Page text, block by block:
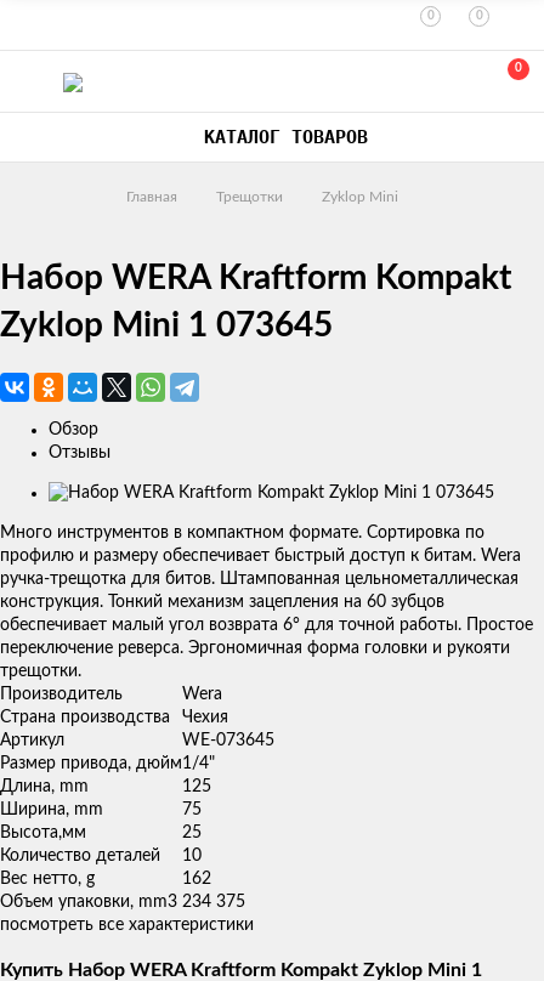
0 0
0
КАТАЛОГ ТОВАРОВ
Главная Трещотки Zyklop Mini
Набор WERA Kraftform Kompakt
Zyklop Mini 1 073645
Обзор
Отзывы
Изображения
товаров
Много инструментов в компактном формате. Сортировка по
профилю и размеру обеспечивает быстрый доступ к битам. Wera
ручка-трещотка для битов. Штампованная цельнометаллическая
конструкция. Тонкий механизм зацепления на 60 зубцов
обеспечивает малый угол возврата 6° для точной работы. Простое
переключение реверса. Эргономичная форма головки и рукояти
трещотки.
Производитель
Wera
Страна производства
Чехия
Артикул
WE-073645
Размер привода, дюйм1/4"
Длина, mm
125
Ширина, mm
75
Высота,мм
25
Количество деталей
10
Вес нетто, g
162
Объем упаковки, mm3 234 375
посмотреть все характеристики
Купить Набор WERA Kraftform Kompakt Zyklop Mini 1